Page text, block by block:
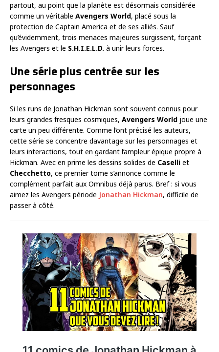
partout, au point que la planète est désormais considérée
comme un véritable Avengers World, placé sous la
protection de Captain America et de ses alliés. Sauf
qu’évidemment, trois menaces majeures surgissent, forçant
les Avengers et le S.H.I.E.L.D. à unir leurs forces.
Une série plus centrée sur les
personnages
Si les runs de Jonathan Hickman sont souvent connus pour
leurs grandes fresques cosmiques, Avengers World joue une
carte un peu différente. Comme l’ont précisé les auteurs,
cette série se concentre davantage sur les personnages et
leurs interactions, tout en gardant l’ampleur épique propre à
Hickman. Avec en prime les dessins solides de Caselli et
Checchetto, ce premier tome s’annonce comme le
complément parfait aux Omnibus déjà parus. Bref : si vous
aimez les Avengers période Jonathan Hickman, difficile de
passer à côté.